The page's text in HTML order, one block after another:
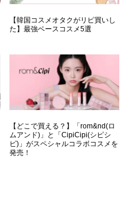
【韓国コスメオタクがリピ買いし
た】最強ベースコスメ5選
【どこで買える？】「rom&nd(ロ
ムアンド)」と「CipiCipi(シピシ
ピ)」がスペシャルコラボコスメを
発売！